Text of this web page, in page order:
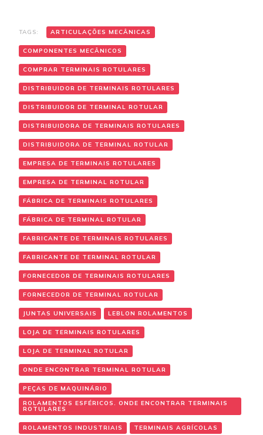
TAGS: ARTICULAÇÕES MECÂNICAS
COMPONENTES MECÂNICOS
COMPRAR TERMINAIS ROTULARES
DISTRIBUIDOR DE TERMINAIS ROTULARES
DISTRIBUIDOR DE TERMINAL ROTULAR
DISTRIBUIDORA DE TERMINAIS ROTULARES
DISTRIBUIDORA DE TERMINAL ROTULAR
EMPRESA DE TERMINAIS ROTULARES
EMPRESA DE TERMINAL ROTULAR
FÁBRICA DE TERMINAIS ROTULARES
FÁBRICA DE TERMINAL ROTULAR
FABRICANTE DE TERMINAIS ROTULARES
FABRICANTE DE TERMINAL ROTULAR
FORNECEDOR DE TERMINAIS ROTULARES
FORNECEDOR DE TERMINAL ROTULAR
JUNTAS UNIVERSAIS LEBLON ROLAMENTOS
LOJA DE TERMINAIS ROTULARES
LOJA DE TERMINAL ROTULAR
ONDE ENCONTRAR TERMINAL ROTULAR
PEÇAS DE MAQUINÁRIO
ROLAMENTOS ESFÉRICOS. ONDE ENCONTRAR TERMINAIS
ROTULARES
ROLAMENTOS INDUSTRIAIS TERMINAIS AGRÍCOLAS